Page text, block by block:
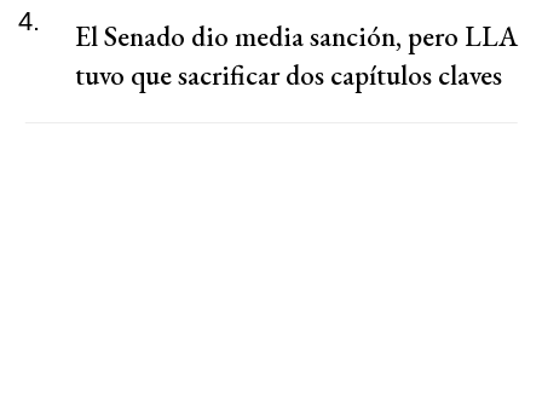
4.
El Senado dio media sanción, pero LLA
tuvo que sacrificar dos capítulos claves